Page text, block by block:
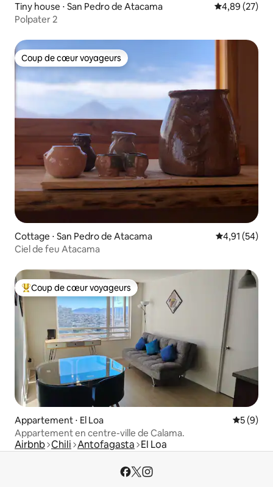
Tiny house ⋅ San Pedro de Atacama Évaluation
4,89 (27)
Polpater 2
Coup de cœur voyageurs
Coup de cœur voyageurs
Cottage ⋅ San Pedro de Atacama Évaluation
4,91 (54)
Ciel de feu Atacama
Coups de cœur voyageurs les plus appréciés
Coup de cœur voyageurs
Appartement ⋅ El Loa
5 (9)
Appartement en centre-ville de Calama.
Airbnb Chili Antofagasta El Loa